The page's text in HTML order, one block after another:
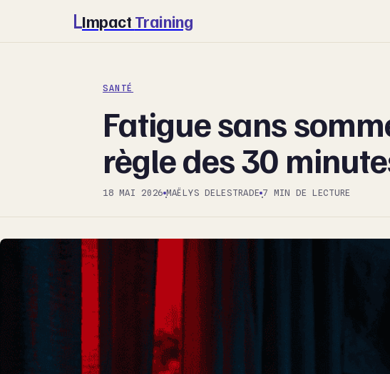
Impact Training
SANTÉ
Fatigue sans
règle des 30
18 MAI 2026·MAËLYS DELESTRADE·7 MIN DE LECTURE